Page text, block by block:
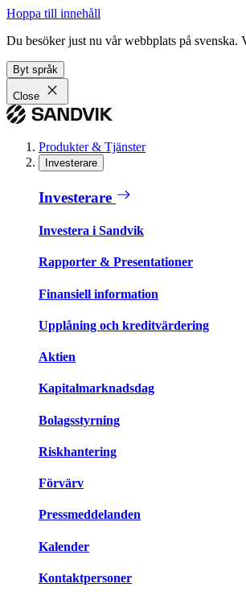
Hoppa till innehåll
Du besöker just nu vår webbplats på
Byt språk
Close
Produkter & Tjänster
Investerare
Investerare
Investera i Sandvik
Rapporter & Presentationer
Finansiell information
Upplåning och kreditvärdering
Aktien
Kapitalmarknadsdag
Bolagsstyrning
Riskhantering
Förvärv
Pressmeddelanden
Kalender
Kontaktpersoner